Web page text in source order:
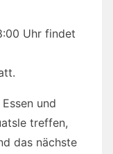
Uhr findet
und
treffen,
das nächste